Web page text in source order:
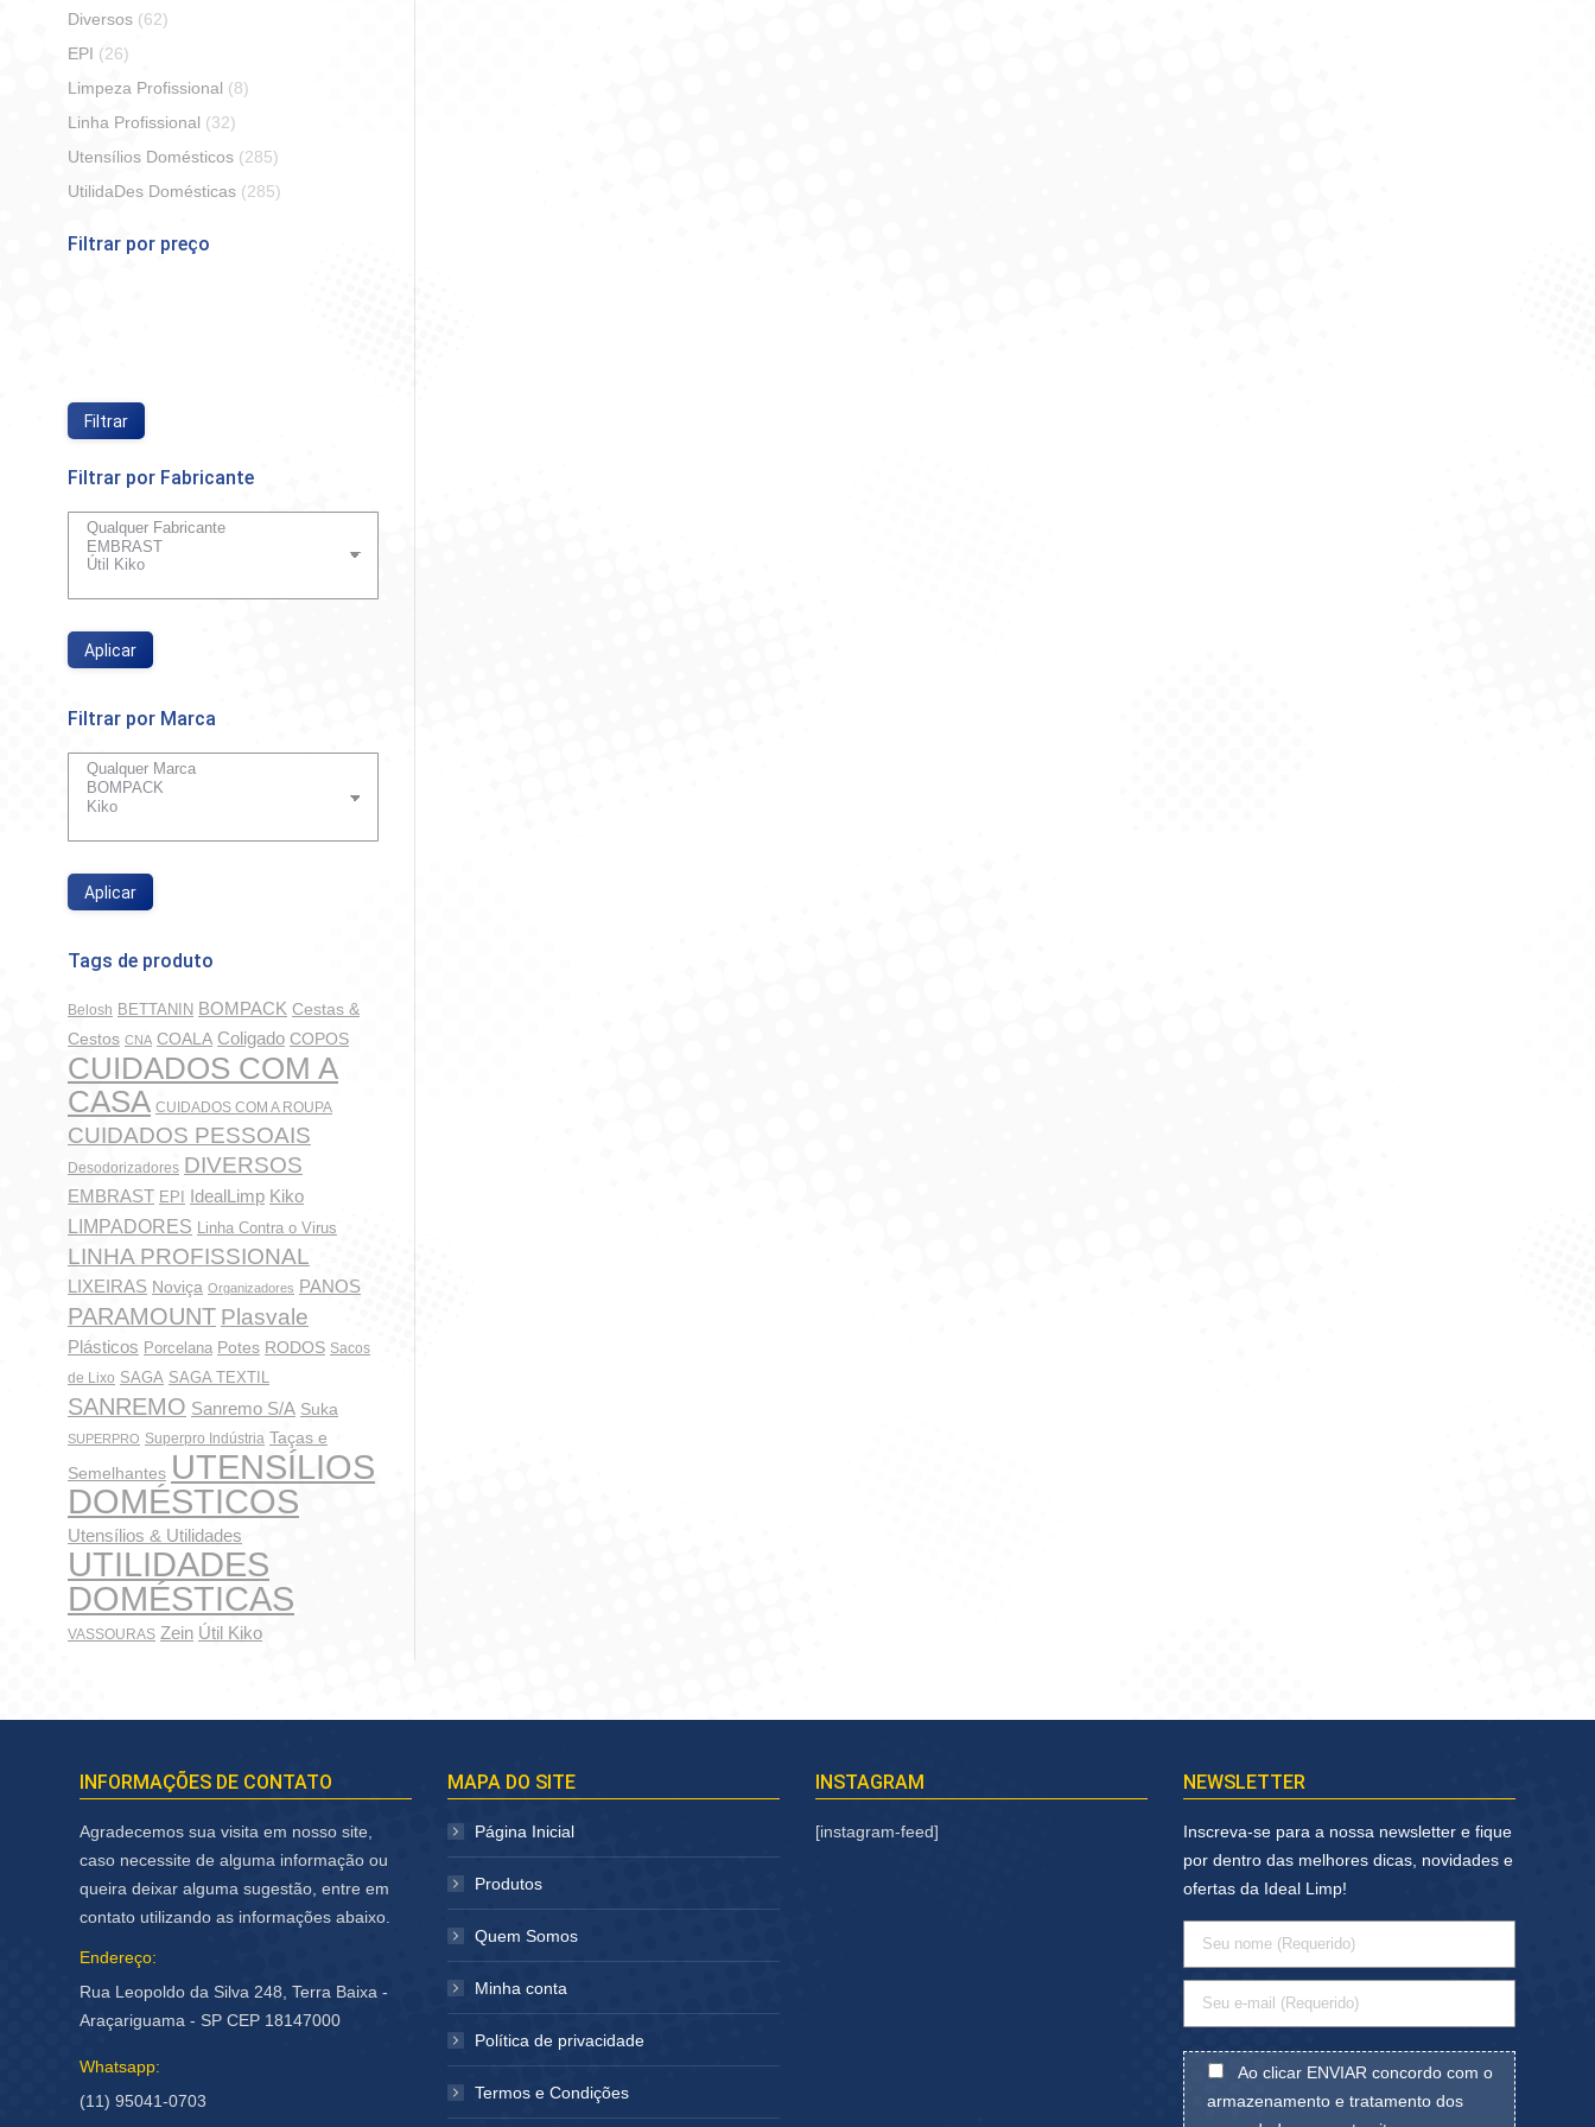
Diversos (62)
EPI (26)
Limpeza Profissional (8)
Linha Profissional (32)
Utensílios Domésticos (285)
UtilidaDes Domésticas (285)
Filtrar por preço
Filtrar
Filtrar por Fabricante
Aplicar
Filtrar por Marca
Aplicar
Tags de produto
Belosh BETTANIN BOMPACK Cestas &
Cestos CNA COALA Coligado COPOS
CUIDADOS COM A
CASA CUIDADOS COM A ROUPA
CUIDADOS PESSOAIS
Desodorizadores DIVERSOS
EMBRAST EPI IdealLimp Kiko
LIMPADORES Linha Contra o Virus
LINHA PROFISSIONAL
LIXEIRAS Noviça Organizadores PANOS
PARAMOUNT Plasvale
Plásticos Porcelana Potes RODOS Sacos
de Lixo SAGA SAGA TEXTIL
SANREMO Sanremo S/A Suka
SUPERPRO Superpro Indústria Taças e
Semelhantes UTENSÍLIOS
DOMÉSTICOS
Utensílios & Utilidades
UTILIDADES
DOMÉSTICAS
VASSOURAS Zein Útil Kiko
INFORMAÇÕES DE CONTATO
Agradecemos sua visita em nosso site,
caso necessite de alguma informação ou
queira deixar alguma sugestão, entre em
contato utilizando as informações abaixo.
Endereço:
Rua Leopoldo da Silva 248, Terra Baixa -
Araçariguama - SP CEP 18147000
Whatsapp:
(11) 95041-0703
MAPA DO SITE
Página Inicial
Produtos
Quem Somos
Minha conta
Política de privacidade
Termos e Condições
INSTAGRAM
[instagram-feed]
NEWSLETTER
Inscreva-se para a nossa newsletter e fique
por dentro das melhores dicas, novidades e
ofertas da Ideal Limp!
Ao clicar ENVIAR concordo com o
armazenamento e tratamento dos